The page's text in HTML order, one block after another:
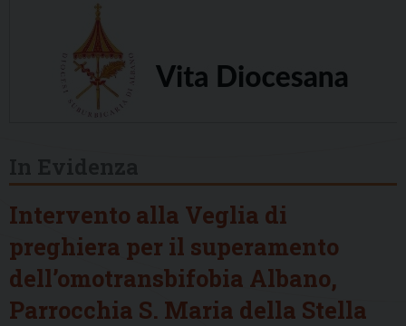
Intervento alla Veglia di
preghiera per il superamento
dell’omotransbifobia Albano,
Parrocchia S. Maria della Stella